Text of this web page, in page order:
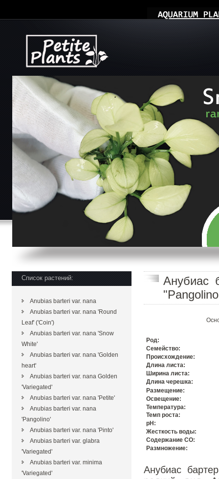
Список растений:
Anubias barteri var. nana
Anubias barteri var. nana 'Round
Leaf' ('Coin')
Anubias barteri var. nana 'Snow
White'
Anubias barteri var. nana 'Golden
heart'
Anubias barteri var. nana Golden
'Variegated'
Anubias barteri var. nana 'Petite'
Anubias barteri var. nana
'Pangolino'
Anubias barteri var. nana 'Pinto'
Anubias barteri var. glabra
'Variegated'
Anubias barteri var. minima
'Variegated'
Анубиас
Род:
Семейство:
Происхождение:
Длина листа:
Ширина листа:
Длина черешка:
Размещение:
Освещение:
Температура:
Темп роста:
pH:
Жесткость воды:
Содержание CO:
Размножение:
Анубиас